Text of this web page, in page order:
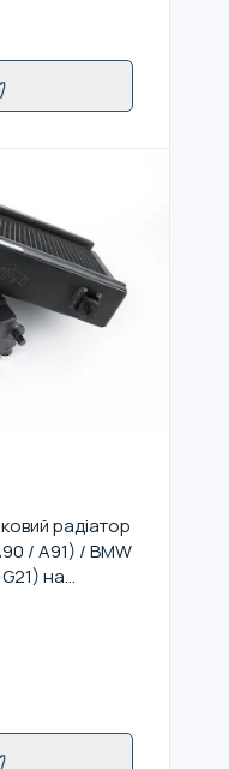
радіатор
/ A91) / BMW
на